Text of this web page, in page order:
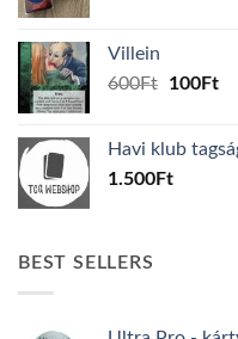
Villein
600Ft
Original
600Ft.
100Ft
Havi klub
1.500Ft
BEST SELLERS